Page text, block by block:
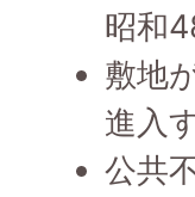
昭和
敷地
進入
公共